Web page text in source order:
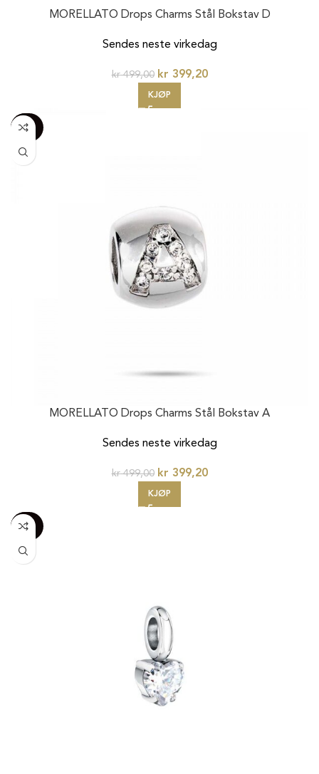
MORELLATO Drops Charms Stål Bokstav D
Sendes neste virkedag
kr499,00 kr 399,20
KJØP
-100%
20%
MORELLATO Drops Charms Stål Bokstav A
Sendes neste virkedag
kr499,00 kr 399,20
KJØP
-100%
20%